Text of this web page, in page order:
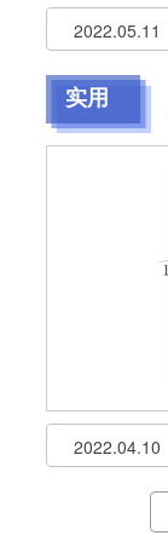
2022.05.11
实用
2022.04.10